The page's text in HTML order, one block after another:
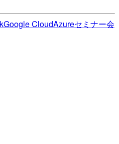
Google CloudAzureセミナー会